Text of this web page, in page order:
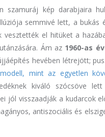
szamuráj kép darabjaira
semmivé lett, a bukás
el hitüket a
Ám az 1960-as
hevében létrejött;
modell, mint az egyetlen
kiváló szócsöve
jól visszaadják a kudarcok
antiszociális és